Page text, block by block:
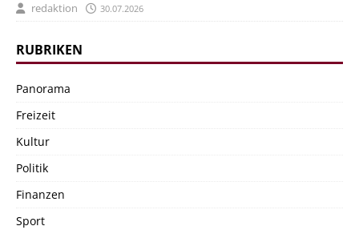
redaktion 30.07.2026
RUBRIKEN
Panorama
Freizeit
Kultur
Politik
Finanzen
Sport